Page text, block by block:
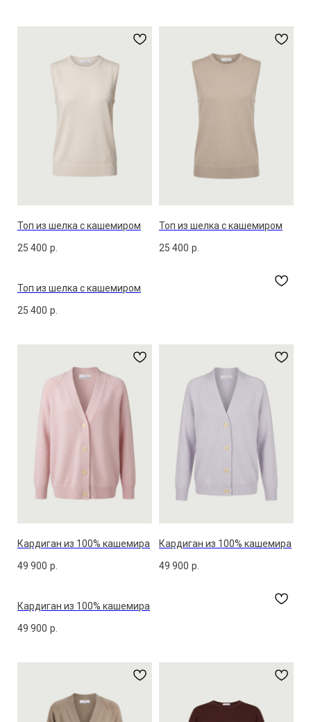
Топ из шелка с кашемиром
25 400 р.
Топ из шелка с кашемиром
25 400 р.
Топ из шелка с кашемиром
25 400 р.
Кардиган из 100% кашемира
49 900 р.
Кардиган из 100% кашемира
49 900 р.
Кардиган из 100% кашемира
49 900 р.